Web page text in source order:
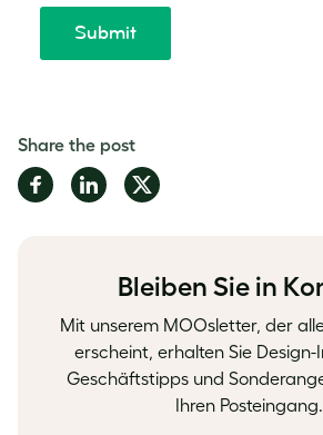
Share the post
Share Share Share
Bleiben Sie in
Mit unserem MOOsletter, der
erscheint, erhalten Sie Design-
Geschäftstipps und
Ihren Posteingang.